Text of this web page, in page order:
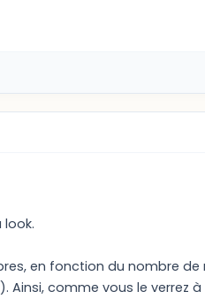
en fonction du nombre
Ainsi, comme vous le verrez